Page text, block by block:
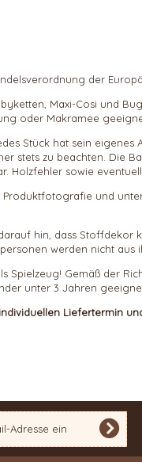
der
Maxi-Cosi und
oder Makramee
Stück hat sein
stets zu beachten. Die
Holzfehler sowie
und
hin, dass Stoffdekor
werden nicht
Spielzeug! Gemäß der
unter 3 Jahren
Liefertermin